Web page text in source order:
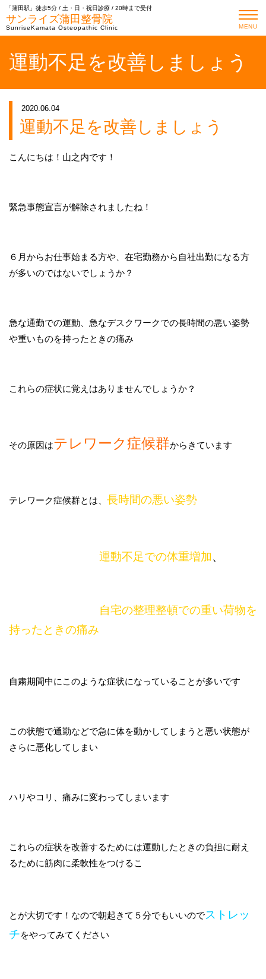
「蒲田駅」徒歩5分 / 土・日・祝日診療 / 20時まで受付
サンライズ蒲田整骨院
SunriseKamata Osteopathic Clinic MENU
運動不足を改善しましょう
2020.06.04
運動不足を改善しましょう
こんにちは！山之内です！
緊急事態宣言が解除されましたね！
６月からお仕事始まる方や、在宅勤務から自社出勤になる方
が多いのではないでしょうか？
急な通勤での運動、急なデスクワークでの長時間の悪い姿勢
や重いものを持ったときの痛み
これらの症状に覚えはありませんでしょうか？
その原因はテレワーク症候群からきています
テレワーク症候群とは、 長時間の悪い姿勢
運動不足での体重増加、
自宅の整理整頓での重い荷物を
持ったときの痛み
自粛期間中にこのような症状になっていることが多いです
この状態で通勤などで急に体を動かしてしまうと悪い状態が
さらに悪化してしまい
ハリやコリ、痛みに変わってしまいます
これらの症状を改善するためには運動したときの負担に耐え
るために筋肉に柔軟性をつけるこ
とが大切です！なので朝起きて５分でもいいのでストレッ
チをやってみてください